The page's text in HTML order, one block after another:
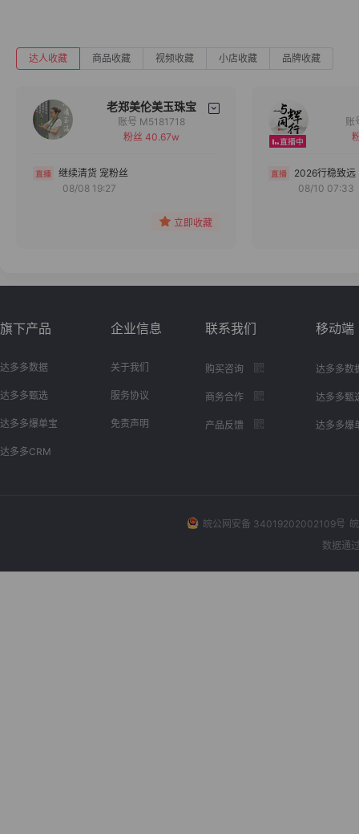
达人收藏 商品收藏 视频收藏 小店收藏 品牌收藏
老郑美伦美玉珠宝
备注
账号 M5181718
粉丝 40.67w
继续清货 宠粉丝
08/08 19:27
立即收藏
2026行稳致远
08/10 07:33
旗下产品
达多多数据
达多多甄选
达多多爆单宝
达多多CRM
企业信息
关于我们
服务协议
免责声明
联系我们
购买咨询
商务合作
产品反馈
移动端
达多多数
达多多甄
达多多爆
皖公网安备 34019202002109号
数据通